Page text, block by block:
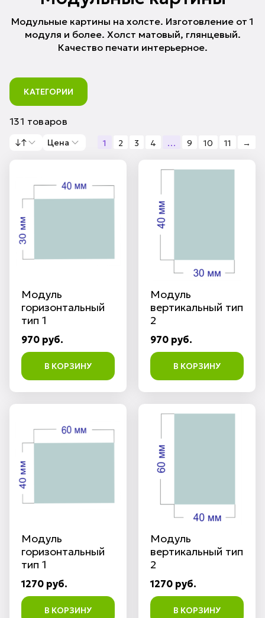
Модульные картины на холсте. Изготовление от 1
модуля и более. Холст матовый, глянцевый.
Качество печати интерьерное.
КАТЕГОРИИ
131 товаров
↓↑ Цена 1 2 3 4 … 9 10 11 →
Модуль
горизонтальный
тип 1
970 руб.
В КОРЗИНУ
Модуль
вертикальный тип
2
970 руб.
В КОРЗИНУ
Модуль
горизонтальный
тип 1
1270 руб.
В КОРЗИНУ
Модуль
вертикальный тип
2
1270 руб.
В КОРЗИНУ